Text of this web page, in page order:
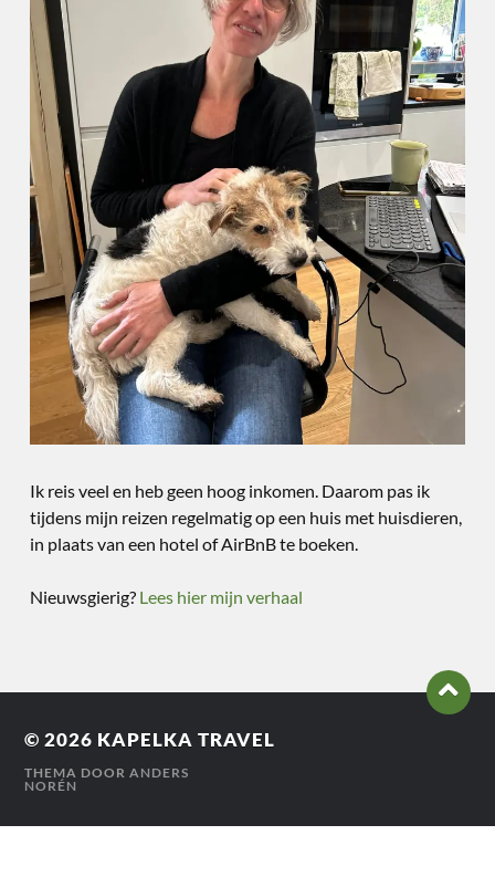
Ik reis veel en heb geen hoog inkomen. Daarom pas ik
tijdens mijn reizen regelmatig op een huis met huisdieren,
in plaats van een hotel of AirBnB te boeken.
Nieuwsgierig? Lees hier mijn verhaal
© 2026 KAPELKA TRAVEL
THEMA DOORANDERS
NORÉN